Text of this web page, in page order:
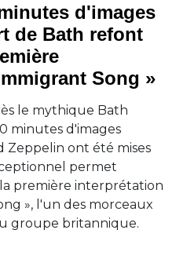
d'images
de Bath refont
Song »
le mythique Bath
minutes d'images
Zeppelin ont été mises
permet
première interprétation
», l'un des morceaux
groupe britannique.